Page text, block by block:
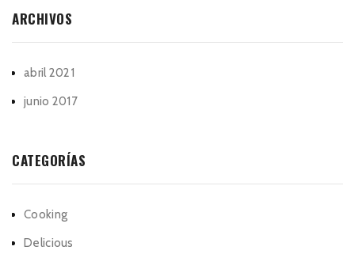
ARCHIVOS
abril 2021
junio 2017
CATEGORÍAS
Cooking
Delicious